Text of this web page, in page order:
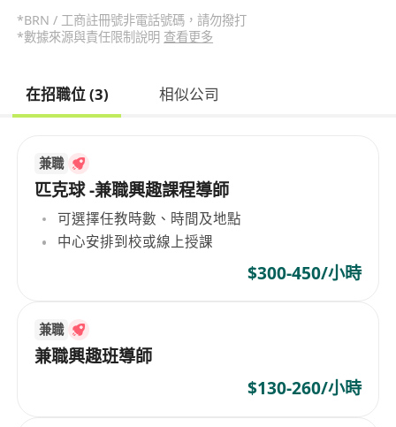
*BRN / 工商註冊號非電話號碼，請勿撥打
*數據來源與責任限制說明 查看更多
在招職位 (3) 相似公司
兼職
匹克球 -兼職興趣課程導師
可選擇任教時數、時間及地點
中心安排到校或線上授課
$300-450/小時
兼職
兼職興趣班導師
$130-260/小時